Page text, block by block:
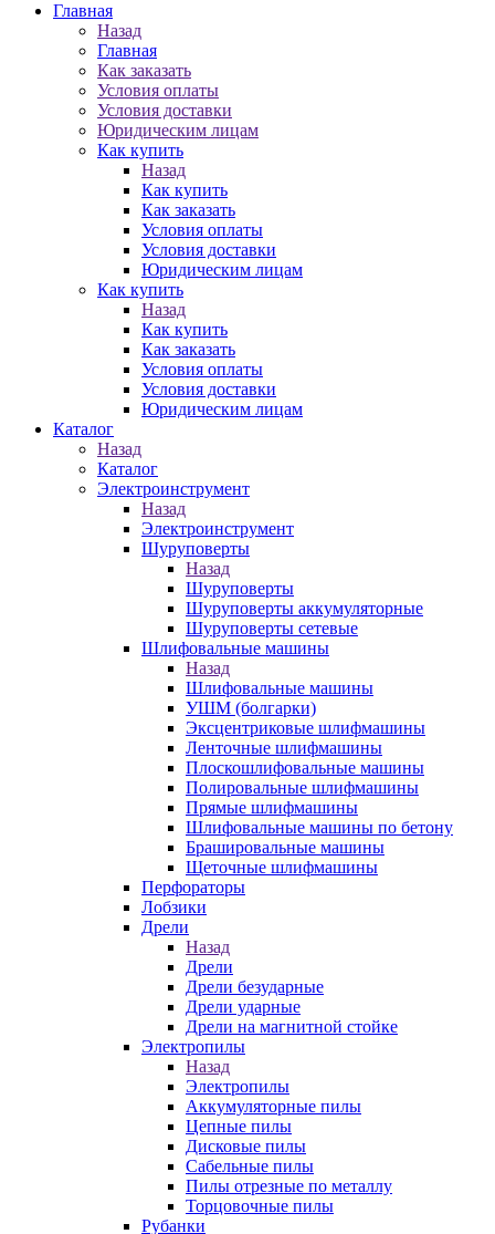
Главная
Назад
Главная
Как заказать
Условия оплаты
Условия доставки
Юридическим лицам
Как купить
Назад
Как купить
Как заказать
Условия оплаты
Условия доставки
Юридическим лицам
Как купить
Назад
Как купить
Как заказать
Условия оплаты
Условия доставки
Юридическим лицам
Каталог
Назад
Каталог
Электроинструмент
Назад
Электроинструмент
Шуруповерты
Назад
Шуруповерты
Шуруповерты аккумуляторные
Шуруповерты сетевые
Шлифовальные машины
Назад
Шлифовальные машины
УШМ (болгарки)
Эксцентриковые шлифмашины
Ленточные шлифмашины
Плоскошлифовальные машины
Полировальные шлифмашины
Прямые шлифмашины
Шлифовальные машины по бетону
Брашировальные машины
Щеточные шлифмашины
Перфораторы
Лобзики
Дрели
Назад
Дрели
Дрели безударные
Дрели ударные
Дрели на магнитной стойке
Электропилы
Назад
Электропилы
Аккумуляторные пилы
Цепные пилы
Дисковые пилы
Сабельные пилы
Пилы отрезные по металлу
Торцовочные пилы
Рубанки